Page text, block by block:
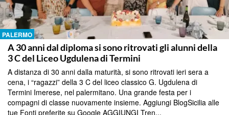
PALERMO
A 30 anni dal diploma si sono ritrovati gli alunni della
3 C del Liceo Ugdulena di Termini
A distanza di 30 anni dalla maturità, si sono ritrovati ieri sera a
cena, i “ragazzi” della 3 C del liceo classico G. Ugdulena di
Termini Imerese, nel palermitano. Una grande festa per i
compagni di classe nuovamente insieme. Aggiungi BlogSicilia alle
tue Fonti preferite su Google AGGIUNGI Tren...